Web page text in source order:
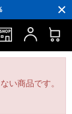
ゼント！
ト！
い商品です。